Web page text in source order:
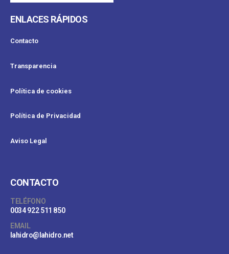
ENLACES RÁPIDOS
Contacto
Transparencia
Política de cookies
Política de Privacidad
Aviso Legal
CONTACTO
TELÉFONO
0034 922 511 850
EMAIL
lahidro@lahidro.net